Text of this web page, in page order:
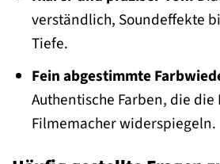
verständlich, Soundeffekte
Tiefe.
Fein abgestimmte
Authentische Farben, die
Filmemacher widerspiegeln.